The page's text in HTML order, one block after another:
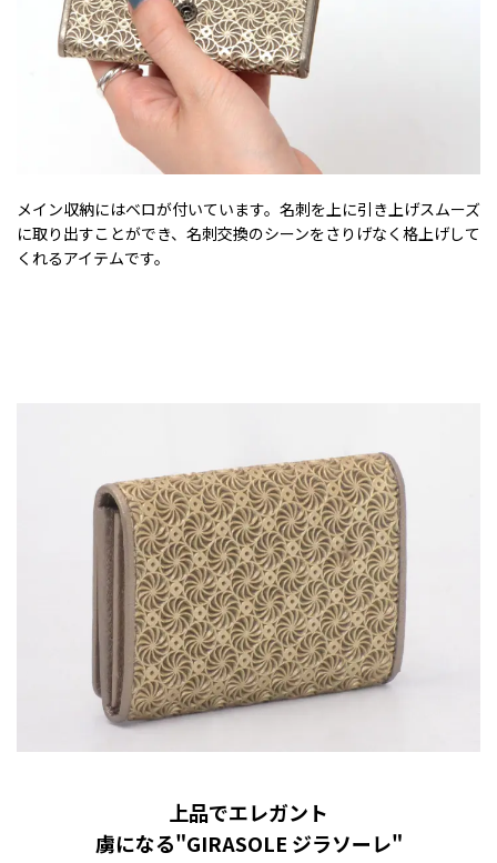
メイン収納にはベロが付いています。名刺を上に引き上げスムーズ
に取り出すことができ、名刺交換のシーンをさりげなく格上げして
くれるアイテムです。
上品でエレガント
虜になる"GIRASOLE ジラソーレ"